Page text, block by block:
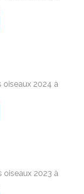
oiseaux 2024 à
oiseaux 2023 à